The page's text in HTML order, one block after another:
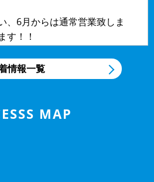
、6月からは通常営業致しま
す！！
メール...
情報一覧
MAP